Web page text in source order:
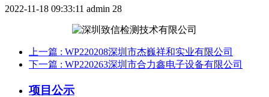
2022-11-18 09:33:11 admin 28
上一篇 : WP220208深圳市杰巍祥和实业有限公司
下一篇 : WP220263深圳市合力鑫电子设备有限公司
项目公示